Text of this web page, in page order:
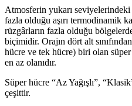
Atmosferin yukarı
fazla olduğu aşırı termodinamik
rüzgârların fazla olduğu
biçimidir. Orajın dört alt
hücre ve tek hücre) biri olan süper
en az olanıdır.
Süper hücre “Az Yağışlı”,
çeşittir.